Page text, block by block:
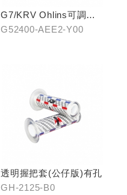
G7/KRV Ohlins可調避
震器
G52400-AEE2-Y00
透明握把套(公仔版)有孔
GH-2125-B0